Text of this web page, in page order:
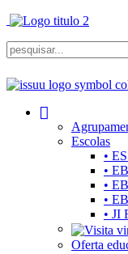
Escolas
•
•
•
•
• JI
Oferta